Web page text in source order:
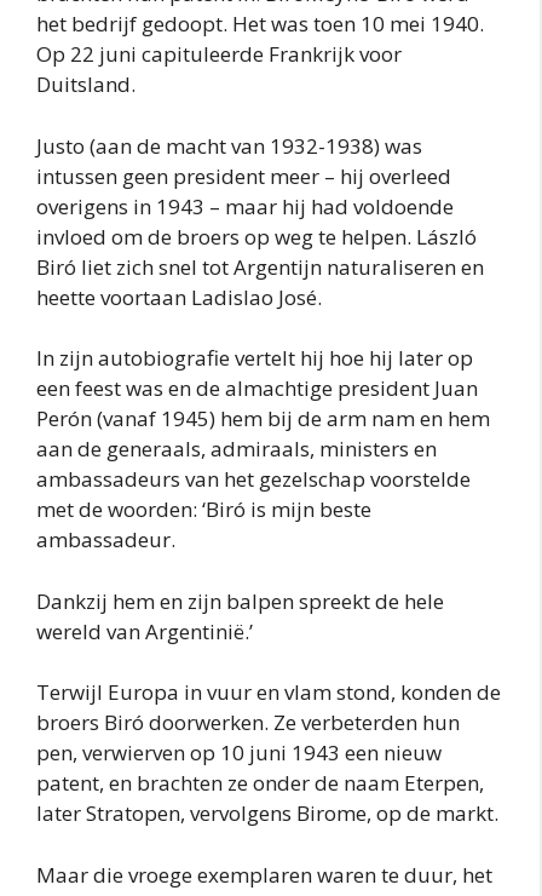
het bedrijf gedoopt. Het was toen 10 mei 1940.
Op 22 juni capituleerde Frankrijk voor
Duitsland.
Justo (aan de macht van 1932-1938) was
intussen geen president meer – hij overleed
overigens in 1943 – maar hij had voldoende
invloed om de broers op weg te helpen. László
Biró liet zich snel tot Argentijn naturaliseren en
heette voortaan Ladislao José.
In zijn autobiografie vertelt hij hoe hij later op
een feest was en de almachtige president Juan
Perón (vanaf 1945) hem bij de arm nam en hem
aan de generaals, admiraals, ministers en
ambassadeurs van het gezelschap voorstelde
met de woorden: ‘Biró is mijn beste
ambassadeur.
Dankzij hem en zijn balpen spreekt de hele
wereld van Argentinië.’
Terwijl Europa in vuur en vlam stond, konden de
broers Biró doorwerken. Ze verbeterden hun
pen, verwierven op 10 juni 1943 een nieuw
patent, en brachten ze onder de naam Eterpen,
later Stratopen, vervolgens Birome, op de markt.
Maar die vroege exemplaren waren te duur, het